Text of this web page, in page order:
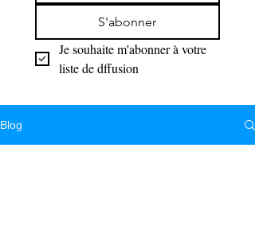
S'abonner
Je souhaite m'abonner à votre
liste de dffusion
Blog